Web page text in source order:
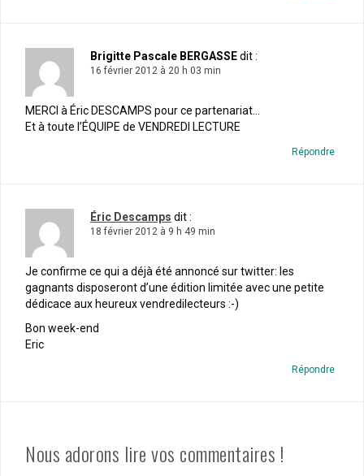
Brigitte Pascale BERGASSEdit :
16 février 2012 à 20 h 03 min
MERCI à Éric DESCAMPS pour ce partenariat…
Et à toute l’ÉQUIPE de VENDREDI LECTURE
Répondre
Éric Descamps dit :
18 février 2012 à 9 h 49 min
Je confirme ce qui a déjà été annoncé sur twitter: les
gagnants disposeront d’une édition limitée avec une petite
dédicace aux heureux vendredilecteurs :-)
Bon week-end
Eric
Répondre
Nous adorons lire vos commentaires !